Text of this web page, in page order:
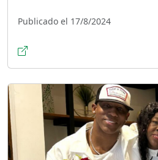
Publicado el 17/8/2024